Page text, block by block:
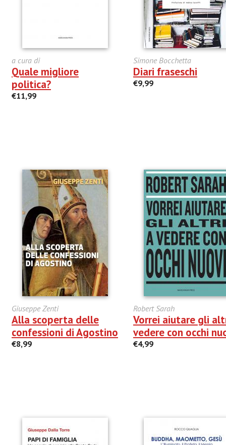
a cura di
Quale migliore
politica?
€11,99
Simone Bocchetta
Diari fraseschi
€9,99
Giuseppe Zenti
Alla scoperta delle
confessioni di Agostino
€8,99
Robert Sarah
Vorrei aiutare gli
vedere con occhi
€4,99